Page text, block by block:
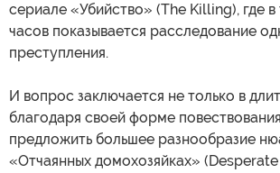
сериале «Убийство» (The Killing), где в
часов показывается расследование
преступления.
И вопрос заключается не только в
благодаря своей форме
предложить большее разнообразие
«Отчаянных домохозяйках»